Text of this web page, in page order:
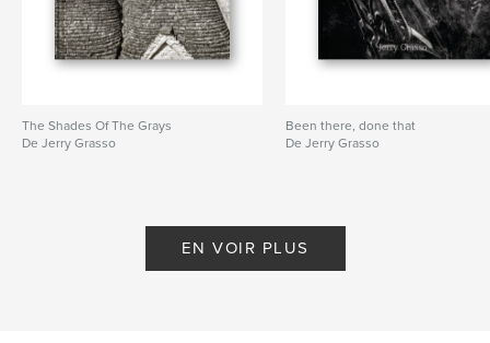
The Shades Of The Grays
De Jerry Grasso
Been there, done that
De Jerry Grasso
EN VOIR PLUS